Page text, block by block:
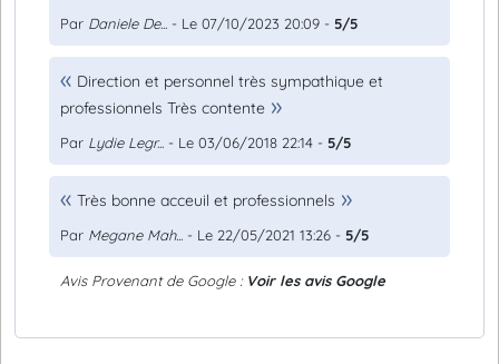
Par Daniele De... - Le 07/10/2023 20:09 - 5/5
Direction et personnel très sympathique et
professionnels Très contente
Par Lydie Legr... - Le 03/06/2018 22:14 - 5/5
Très bonne acceuil et professionnels
Par Megane Mah... - Le 22/05/2021 13:26 - 5/5
Avis Provenant de Google : Voir les avis Google